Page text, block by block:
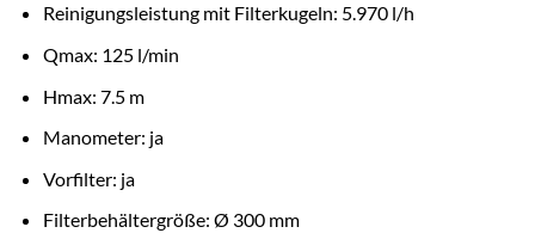
Reinigungsleistung mit Filterkugeln: 5.970 l/h
Qmax: 125 l/min
Hmax: 7.5 m
Manometer: ja
Vorfilter: ja
Filterbehältergröße: Ø 300 mm